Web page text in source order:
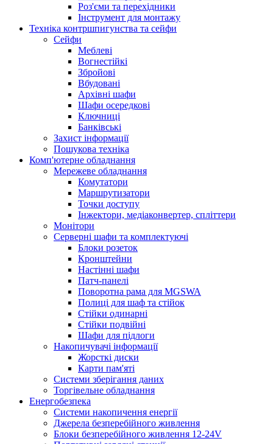
Роз'єми та перехідники
Інструмент для монтажу
Техніка контршпигунства та сейфи
Сейфи
Меблеві
Вогнестійкі
Збройові
Вбудовані
Архівні шафи
Шафи осередкові
Ключниці
Банківські
Захист інформації
Пошукова техніка
Комп'ютерне обладнання
Мережеве обладнання
Комутатори
Маршрутизатори
Точки доступу
Інжектори, медіаконвертер, спліттери
Монітори
Серверні шафи та комплектуючі
Блоки розеток
Кронштейни
Настінні шафи
Патч-панелі
Поворотна рама для MGSWA
Полиці для шаф та стійок
Стійки одинарні
Стійки подвійні
Шафи для підлоги
Накопичувачі інформації
Жорсткі диски
Карти пам'яті
Системи зберігання даних
Торгівельне обладнання
Енергобезпека
Системи накопичення енергії
Джерела безперебійного живлення
Блоки безперебійного живлення 12-24V